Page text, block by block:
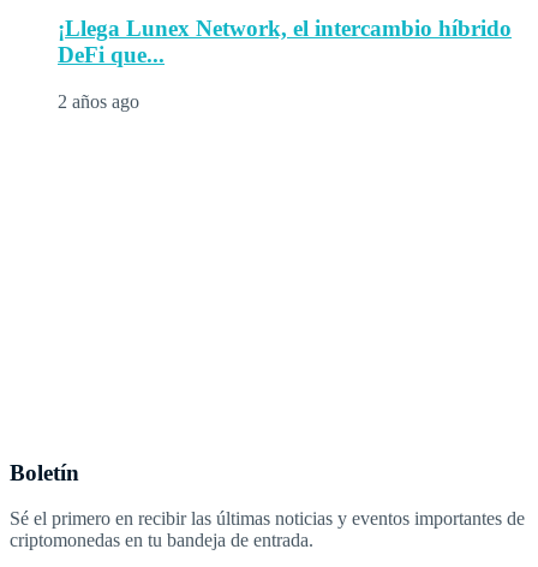
¡Llega Lunex Network, el intercambio híbrido
DeFi que...
2 años ago
Boletín
Sé el primero en recibir las últimas noticias y eventos importantes de
criptomonedas en tu bandeja de entrada.